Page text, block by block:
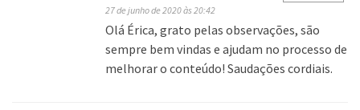
27 de junho de 2020 às 20:42
Olá Érica, grato pelas observações, são
sempre bem vindas e ajudam no processo de
melhorar o conteúdo! Saudações cordiais.